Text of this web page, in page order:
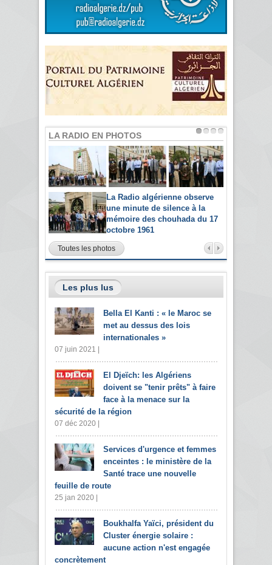
LA RADIO EN PHOTOS
La Radio algérienne observe
une minute de silence à la
mémoire des chouhada du 17
octobre 1961
Toutes les photos
Les plus lus
Bella El Kanti : « le Maroc se
met au dessus des lois
internationales »
07 juin 2021 |
El Djeïch: les Algériens
doivent se "tenir prêts" à faire
face à la menace sur la
sécurité de la région
07 déc 2020 |
Services d'urgence et femmes
enceintes : le ministère de la
Santé trace une nouvelle
feuille de route
25 jan 2020 |
Boukhalfa Yaïci, président du
Cluster énergie solaire :
aucune action n'est engagée
concrètement